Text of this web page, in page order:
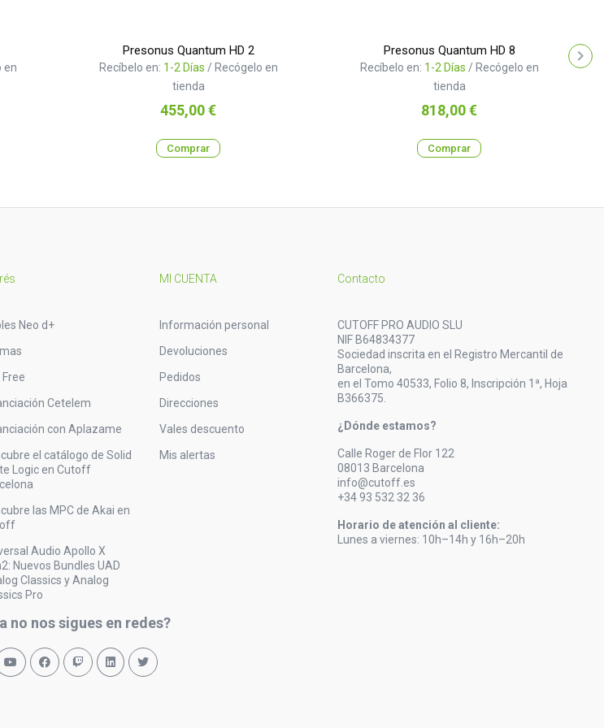
en
Presonus Quantum HD 2
Recíbelo en: 1-2 Días / Recógelo en
tienda
Precio
455,00 €
Comprar
Presonus Quantum HD 8
Recíbelo en: 1-2 Días / Recógelo en
tienda
Precio
818,00 €
Comprar
Neo d+
Cetelem
con Aplazame
el catálogo de Solid
Logic en Cutoff
las MPC de Akai en
Audio Apollo X
Nuevos Bundles UAD
Classics y Analog
Pro
MI CUENTA
Información personal
Devoluciones
Pedidos
Direcciones
Vales descuento
Mis alertas
Contacto
CUTOFF PRO AUDIO SLU
NIF B64834377
Sociedad inscrita en el Registro Mercantil de
Barcelona,
en el Tomo 40533, Folio 8, Inscripción 1ª, Hoja
B366375.
¿Dónde estamos?
Calle Roger de Flor 122
08013 Barcelona
info@cutoff.es
+34 93 532 32 36
Horario de atención al cliente:
Lunes a viernes: 10h–14h y 16h–20h
no nos sigues en redes?